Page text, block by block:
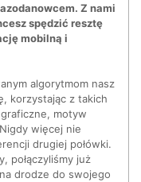
Z nami
spędzić resztę
mobilną i
algorytmom nasz
korzystając z takich
motyw
więcej nie
drugiej połówki.
połączyliśmy już
drodze do swojego